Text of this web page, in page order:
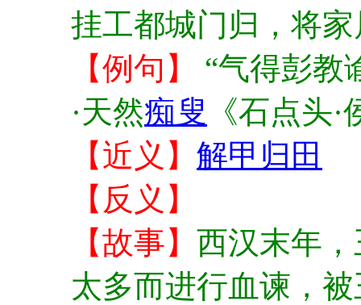
挂工都城门归，将
【例句】
“气得彭教
·天然痴叟
《石点头
【近义】 解甲归田
【反义】
【故事】 西汉末年
太多而进行血谏，